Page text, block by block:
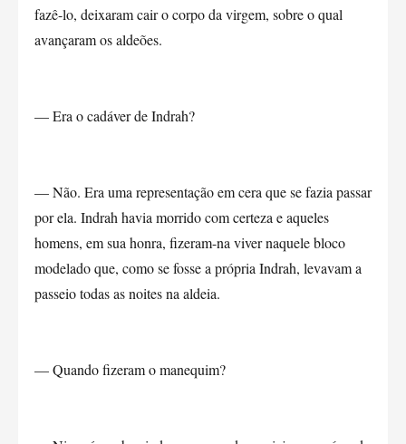
fazê-lo, deixaram cair o corpo da virgem, sobre o qual
avançaram os aldeões.
— Era o cadáver de Indrah?
— Não. Era uma representação em cera que se fazia passar
por ela. Indrah havia morrido com certeza e aqueles
homens, em sua honra, fizeram-na viver naquele bloco
modelado que, como se fosse a própria Indrah, levavam a
passeio todas as noites na aldeia.
— Quando fizeram o manequim?